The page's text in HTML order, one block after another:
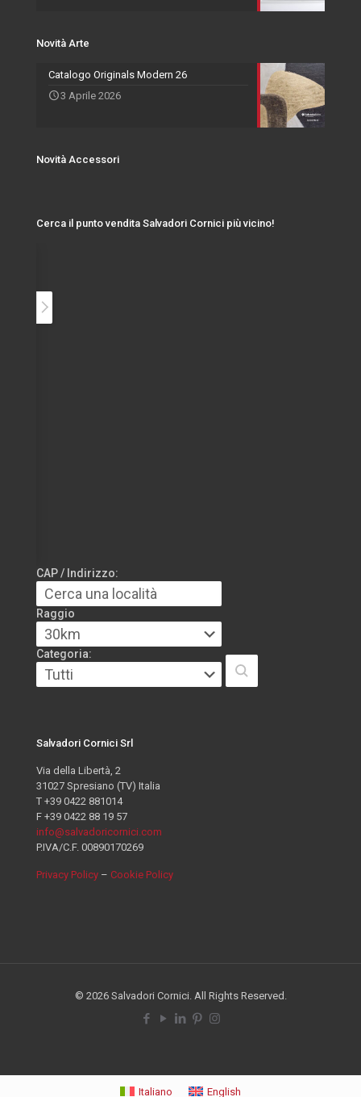
Novità Arte
Catalogo Originals Modern 26
3 Aprile 2026
Novità Accessori
Cerca il punto vendita Salvadori Cornici più vicino!
CAP / Indirizzo:
Raggio
Categoria:
Salvadori Cornici Srl
Via della Libertà, 2
31027 Spresiano (TV) Italia
T +39 0422 881014
F +39 0422 88 19 57
info@salvadoricornici.com
P.IVA/C.F. 00890170269
Privacy Policy – Cookie Policy
© 2026 Salvadori Cornici. All Rights Reserved.
Italiano English